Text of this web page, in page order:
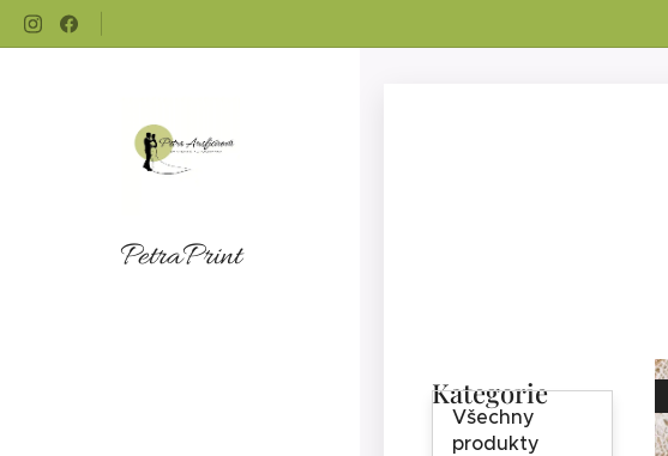
PetraPrint
Kategorie
Všechny
produkty